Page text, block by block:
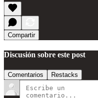
Compartir
Discusión sobre este post
Comentarios Restacks